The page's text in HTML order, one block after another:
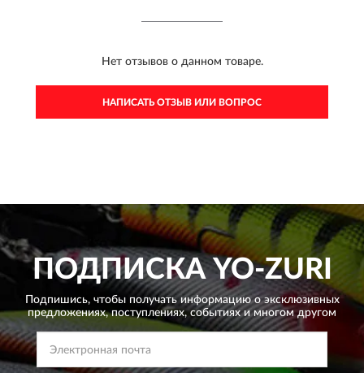
Нет отзывов о данном товаре.
НАПИСАТЬ ОТЗЫВ ИЛИ ВОПРОС
ПОДПИСКАYO-ZURI
Подпишись, чтобы получать информацию о эксклюзивных
предложениях,поступлениях, событиях и многом другом